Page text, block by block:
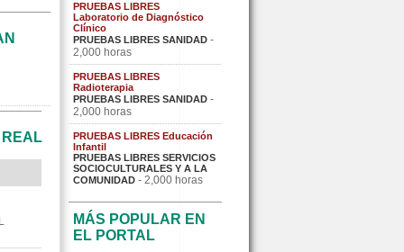
REAL
PRUEBAS LIBRES
Laboratorio de Diagnóstico
Clínico
PRUEBAS LIBRES SANIDAD -
2,000 horas
PRUEBAS LIBRES
Radioterapia
PRUEBAS LIBRES SANIDAD -
2,000 horas
PRUEBAS LIBRES Educación
Infantil
PRUEBAS LIBRES SERVICIOS
SOCIOCULTURALES Y A LA
COMUNIDAD - 2,000 horas
MÁS POPULAR EN
EL PORTAL